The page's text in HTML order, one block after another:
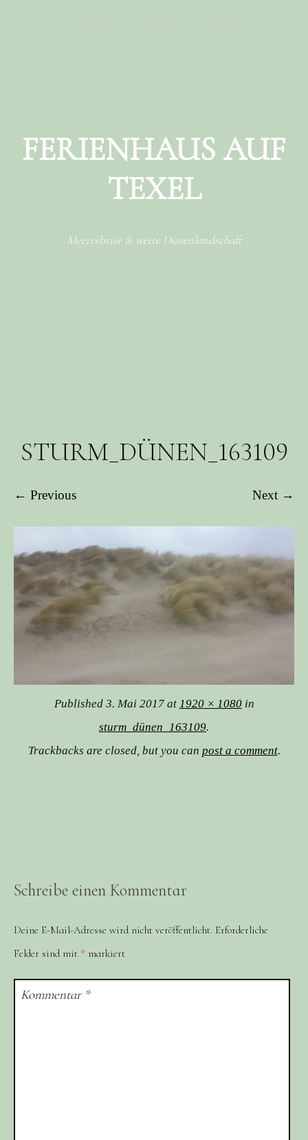
FERIENHAUS AUF
TEXEL
Meeresbrise & weite Dünenlandschaft
STURM_DÜNEN_163109
← Previous Next →
Published 3. Mai 2017at 1920 × 1080in
sturm_dünen_163109.
Trackbacks are closed, but you can post a comment.
Schreibe einen Kommentar
Deine E-Mail-Adresse wird nicht veröffentlicht. Erforderliche
Felder sind mit * markiert
Kommentar *